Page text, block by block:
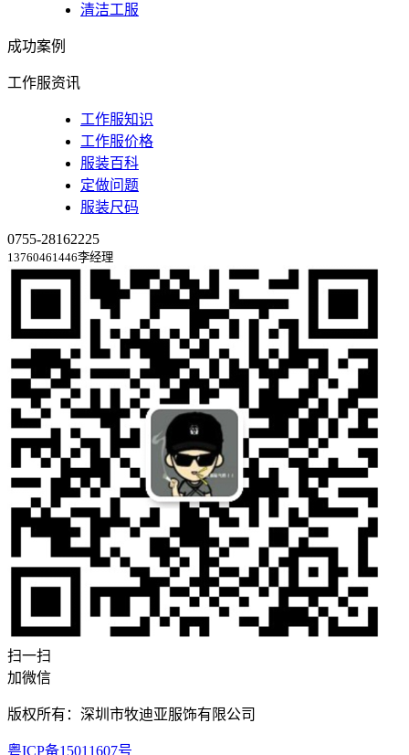
清洁工服
成功案例
工作服资讯
工作服知识
工作服价格
服装百科
定做问题
服装尺码
0755-28162225
13760461446李经理
扫一扫
加微信
版权所有：深圳市牧迪亚服饰有限公司
粤ICP备15011607号